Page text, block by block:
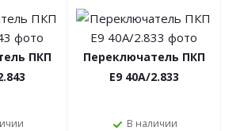
ПКП
Переключатель ПКП
Е9 40А/2.833
В наличии